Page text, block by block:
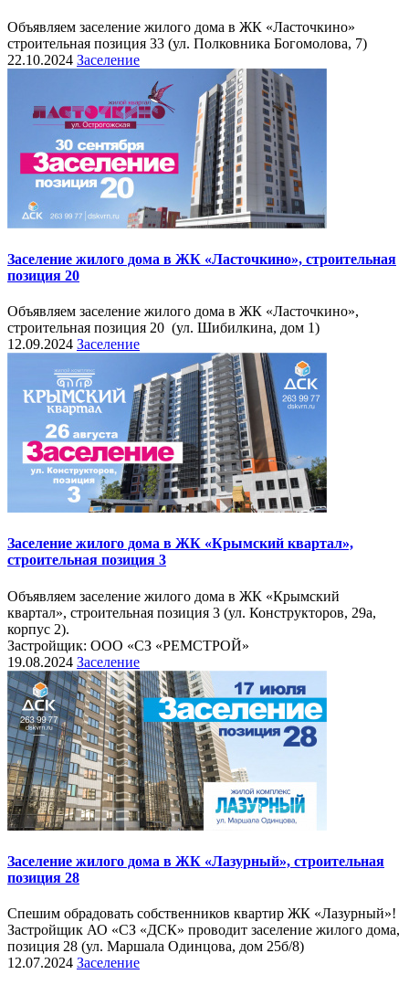
Объявляем заселение жилого дома в ЖК «Ласточкино»
строительная позиция 33 (ул. Полковника Богомолова, 7)
22.10.2024 Заселение
Заселение жилого дома в ЖК «Ласточкино», строительная
позиция 20
Объявляем заселение жилого дома в ЖК «Ласточкино»,
строительная позиция 20 (ул. Шибилкина, дом 1)
12.09.2024 Заселение
Заселение жилого дома в ЖК «Крымский квартал»,
строительная позиция 3
Объявляем заселение жилого дома в ЖК «Крымский
квартал», строительная позиция 3 (ул. Конструкторов, 29а,
корпус 2).
Застройщик: ООО «СЗ «РЕМСТРОЙ»
19.08.2024 Заселение
Заселение жилого дома в ЖК «Лазурный», строительная
позиция 28
Спешим обрадовать собственников квартир ЖК «Лазурный»!
Застройщик АО «СЗ «ДСК» проводит заселение жилого дома,
позиция 28 (ул. Маршала Одинцова, дом 25б/8)
12.07.2024 Заселение